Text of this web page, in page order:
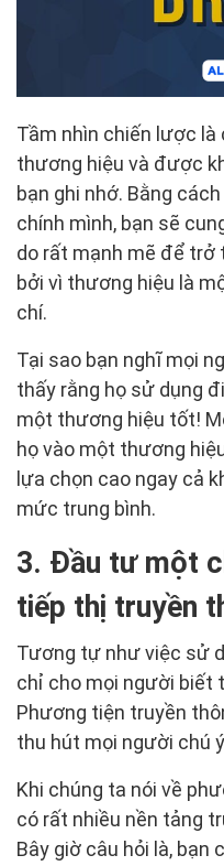
Tầm nhìn chiến lược
thương hiệu và được
bạn ghi nhớ. Bằng
chính mình, bạn sẽ
do rất mạnh mẽ để trở
bởi vì thương hiệu là
chí.
Tại sao bạn nghĩ mọi
thấy rằng họ sử dụng
một thương hiệu tốt!
họ vào một thương
lựa chọn cao ngay cả
mức trung bình.
3. Đầu tư một
tiếp thị truyền
Tương tự như việc sử
chỉ cho mọi người biết
Phương tiện truyền
thu hút mọi người chú
Khi chúng ta nói về
có rất nhiều nền tảng
Bây giờ câu hỏi là, bạn